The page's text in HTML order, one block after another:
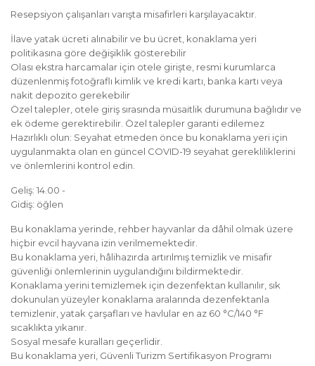
Resepsiyon çalışanları varışta misafirleri karşılayacaktır.
İlave yatak ücreti alınabilir ve bu ücret, konaklama yeri
politikasına göre değişiklik gösterebilir
Olası ekstra harcamalar için otele girişte, resmi kurumlarca
düzenlenmiş fotoğraflı kimlik ve kredi kartı, banka kartı veya
nakit depozito gerekebilir
Özel talepler, otele giriş sırasında müsaitlik durumuna bağlıdır ve
ek ödeme gerektirebilir. Özel talepler garanti edilemez
Hazırlıklı olun: Seyahat etmeden önce bu konaklama yeri için
uygulanmakta olan en güncel COVID-19 seyahat gerekliliklerini
ve önlemlerini kontrol edin.
Geliş: 14.00 -
Gidiş: öğlen
Bu konaklama yerinde, rehber hayvanlar da dâhil olmak üzere
hiçbir evcil hayvana izin verilmemektedir.
Bu konaklama yeri, hâlihazırda artırılmış temizlik ve misafir
güvenliği önlemlerinin uygulandığını bildirmektedir.
Konaklama yerini temizlemek için dezenfektan kullanılır, sık
dokunulan yüzeyler konaklama aralarında dezenfektanla
temizlenir, yatak çarşafları ve havlular en az 60 °C/140 °F
sıcaklıkta yıkanır.
Sosyal mesafe kuralları geçerlidir.
Bu konaklama yeri, Güvenli Turizm Sertifikasyon Programı